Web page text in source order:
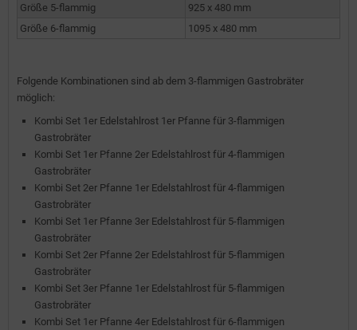
Größe 5-flammig
925 x 480 mm
Größe 6-flammig
1095 x 480 mm
Folgende Kombinationen sind ab dem 3-flammigen Gastrobräter
möglich:
Kombi Set 1er Edelstahlrost 1er Pfanne für 3-flammigen
Gastrobräter
Kombi Set 1er Pfanne 2er Edelstahlrost für 4-flammigen
Gastrobräter
Kombi Set 2er Pfanne 1er Edelstahlrost für 4-flammigen
Gastrobräter
Kombi Set 1er Pfanne 3er Edelstahlrost für 5-flammigen
Gastrobräter
Kombi Set 2er Pfanne 2er Edelstahlrost für 5-flammigen
Gastrobräter
Kombi Set 3er Pfanne 1er Edelstahlrost für 5-flammigen
Gastrobräter
Kombi Set 1er Pfanne 4er Edelstahlrost für 6-flammigen